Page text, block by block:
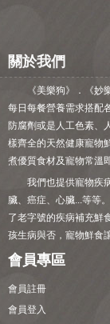
關於我們
《美樂狗》．《
每日每餐營養需求搭配
防腐劑或是人工色素、
樣齊全的天然健康寵物
煮優質食材及寵物常溫
我們也提供寵物疾
臟、癌症、心臟...等等
了老字號的疾病補充鮮
孩生病與否，寵物鮮食
會員專區
會員註冊
會員登入